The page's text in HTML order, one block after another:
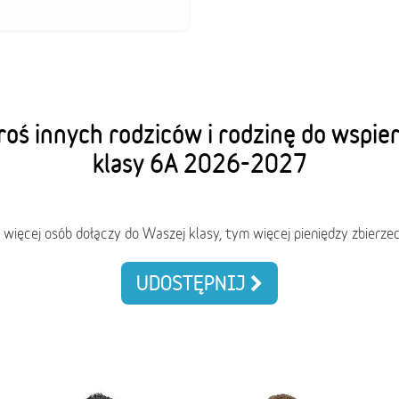
innych rodziców i rodzinę do
klasy 6A 2026-2027
więcej osób dołączy do Waszej klasy, tym więcej pieniędzy
UDOSTĘPNIJ